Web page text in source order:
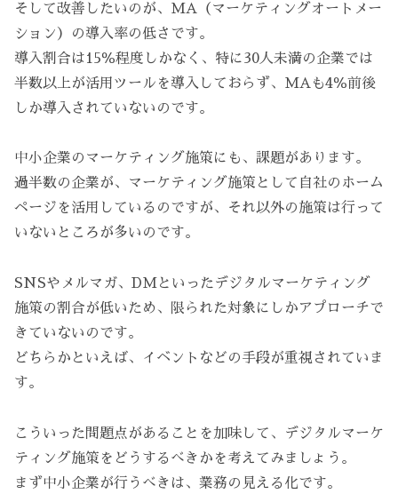
そして改善したいのが、MA（マーケティングオートメー
ション）の導入率の低さです。
導入割合は15％程度しかなく、特に30人未満の企業では
半数以上が活用ツールを導入しておらず、MAも4％前後
しか導入されていないのです。
中小企業のマーケティング施策にも、課題があります。
過半数の企業が、マーケティング施策として自社のホーム
ページを活用しているのですが、それ以外の施策は行って
いないところが多いのです。
SNSやメルマガ、DMといったデジタルマーケティング
施策の割合が低いため、限られた対象にしかアプローチで
きていないのです。
どちらかといえば、イベントなどの手段が重視されていま
す。
こういった問題点があることを加味して、デジタルマーケ
ティング施策をどうするべきかを考えてみましょう。
まず中小企業が行うべきは、業務の見える化です。